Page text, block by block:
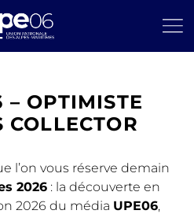
– OPTIMISTE
COLLECTOR
l’on vous réserve demain
2026: la découverte en
2026 du média UPE06,